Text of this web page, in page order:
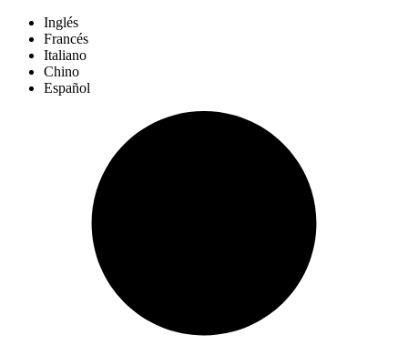
Inglés
Francés
Italiano
Chino
Español